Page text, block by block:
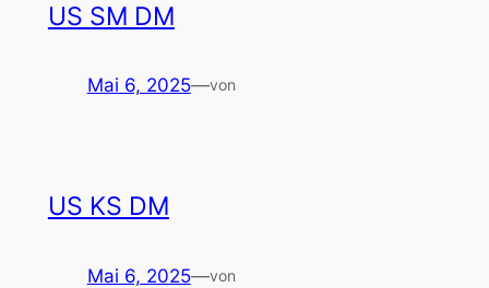
US SM DM
Mai 6, 2025—von
US KS DM
Mai 6, 2025—von